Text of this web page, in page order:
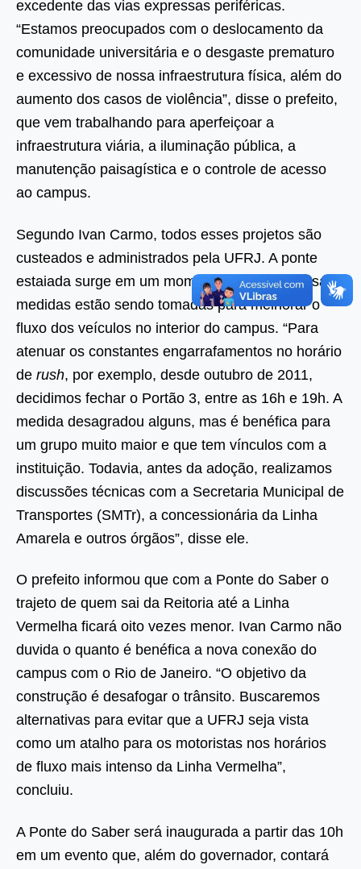
excedente das vias expressas periféricas.
“Estamos preocupados com o deslocamento da
comunidade universitária e o desgaste prematuro
e excessivo de nossa infraestrutura física, além do
aumento dos casos de violência”, disse o prefeito,
que vem trabalhando para aperfeiçoar a
infraestrutura viária, a iluminação pública, a
manutenção paisagística e o controle de acesso
ao campus.
Segundo Ivan Carmo, todos esses projetos são
custeados e administrados pela UFRJ. A ponte
estaiada surge em um momento em que diversas
medidas estão sendo tomadas para melhorar o
fluxo dos veículos no interior do campus. “Para
atenuar os constantes engarrafamentos no horário
de rush, por exemplo, desde outubro de 2011,
decidimos fechar o Portão 3, entre as 16h e 19h. A
medida desagradou alguns, mas é benéfica para
um grupo muito maior e que tem vínculos com a
instituição. Todavia, antes da adoção, realizamos
discussões técnicas com a Secretaria Municipal de
Transportes (SMTr), a concessionária da Linha
Amarela e outros órgãos”, disse ele.
O prefeito informou que com a Ponte do Saber o
trajeto de quem sai da Reitoria até a Linha
Vermelha ficará oito vezes menor. Ivan Carmo não
duvida o quanto é benéfica a nova conexão do
campus com o Rio de Janeiro. “O objetivo da
construção é desafogar o trânsito. Buscaremos
alternativas para evitar que a UFRJ seja vista
como um atalho para os motoristas nos horários
de fluxo mais intenso da Linha Vermelha”,
concluiu.
A Ponte do Saber será inaugurada a partir das 10h
em um evento que, além do governador, contará